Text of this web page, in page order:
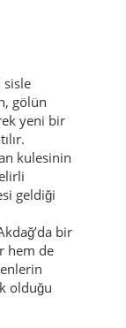
sisle
gölün
yeni bir
kulesinin
geldiği
bir
hem de
olduğu